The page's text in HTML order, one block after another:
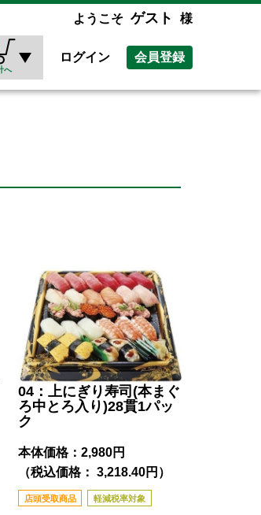
ようこそ ゲスト 様
ログイン 会員登録
04：上にぎり寿司(本まぐ
ろ中とろ入り)28貫1パッ
ク
本体価格： 2,980円
（税込価格： 3,218.40円）
店頭受取商品 軽減税率対象